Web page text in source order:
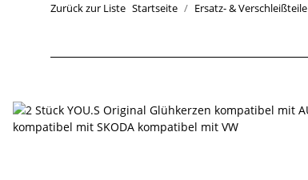
Zurück zur Liste Startseite Ersatz- & Verschleißteile